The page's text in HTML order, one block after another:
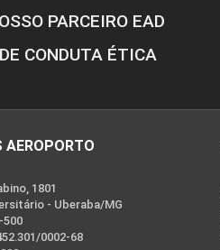
PARCEIRO EAD
CONDUTA ÉTICA
AEROPORTO
1801
- Uberaba/MG
500
0002-68